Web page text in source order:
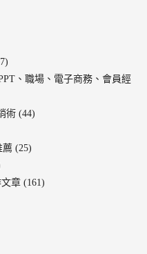
、職場、電子商務、會員經
術 (44)
薦 (25)
章 (161)